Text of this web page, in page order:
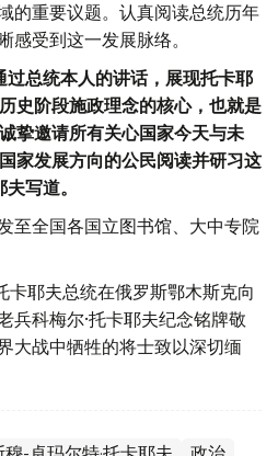
的重要议题。认真阅读总统历年
感受到这一发展脉络。
过总统本人的讲话，展现托卡耶
史阶段施政理念的核心，也就是
挚邀请所有关心国家今天与未
家发展方向的公民阅读并研习这
写道。
至全国各国立图书馆、大中专院
卡耶夫总统在俄罗斯鄂木斯克向
兵科梅尔·托卡耶夫纪念铭牌敬
大战中牺牲的将士致以深切缅